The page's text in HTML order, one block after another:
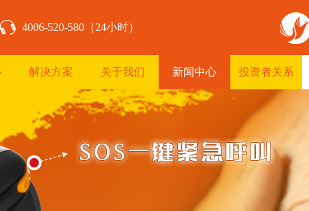
4006-520-580（24小时）
解决方案 关于我们 新闻中心 投资者关系